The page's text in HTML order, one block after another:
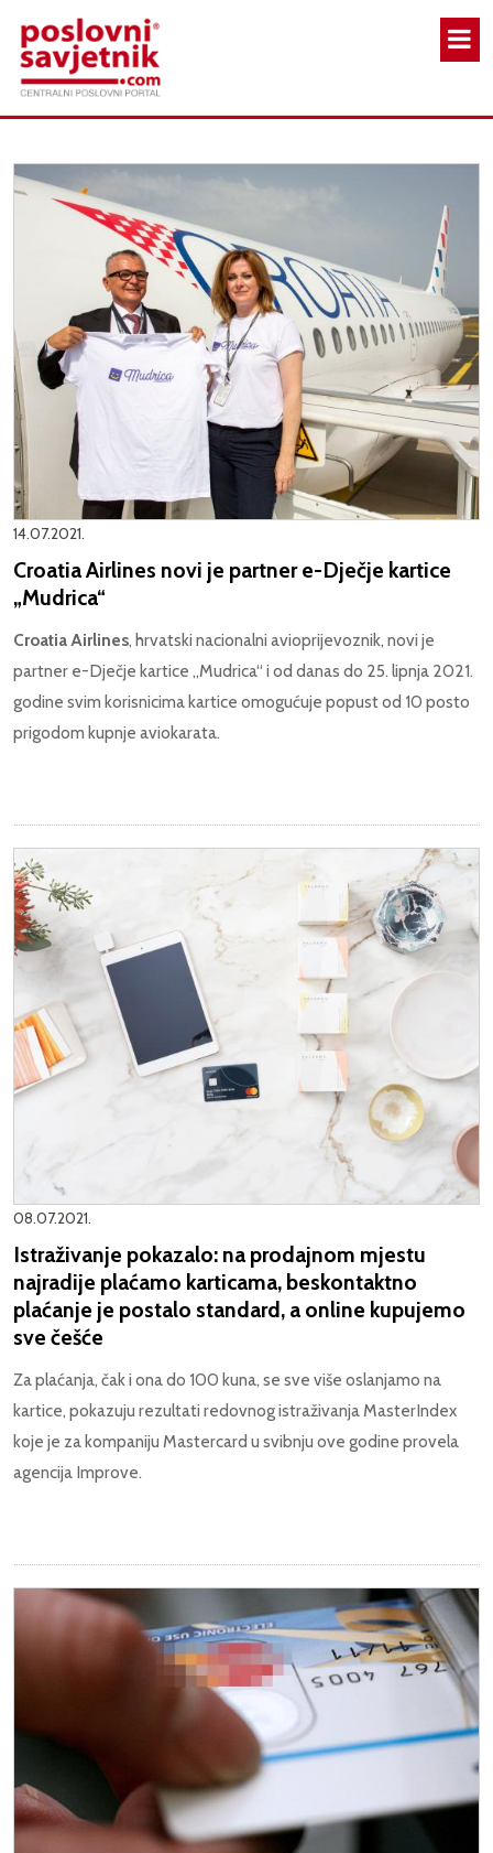
14.07.2021.
Croatia Airlines novi je partner e-Dječje kartice
„Mudrica“
Croatia Airlines, hrvatski nacionalni avioprijevoznik, novi je
partner e-Dječje kartice „Mudrica“ i od danas do 25. lipnja 2021.
godine svim korisnicima kartice omogućuje popust od 10 posto
prigodom kupnje aviokarata.
08.07.2021.
Istraživanje pokazalo: na prodajnom mjestu
najradije plaćamo karticama, beskontaktno
plaćanje je postalo standard, a online kupujemo
sve češće
Za plaćanja, čak i ona do 100 kuna, se sve više oslanjamo na
kartice, pokazuju rezultati redovnog istraživanja MasterIndex
koje je za kompaniju Mastercard u svibnju ove godine provela
agencija Improve.